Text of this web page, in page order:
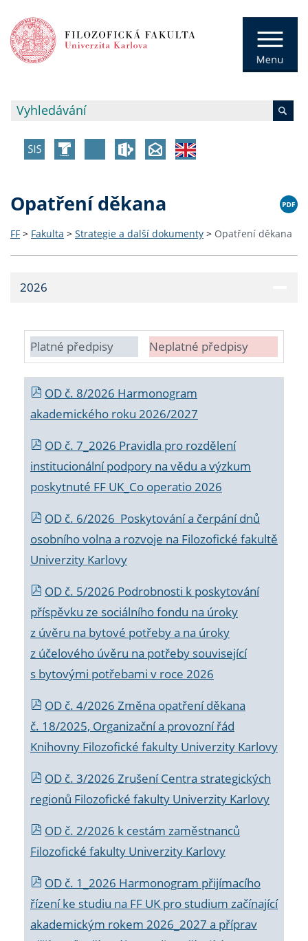
Opatření děkana
FF > Fakulta > Strategie a další dokumenty > Opatření děkana
2026
Platné předpisy Neplatné předpisy
OD č. 8/2026 Harmonogram
akademického roku 2026/2027
OD č. 7_2026 Pravidla pro rozdělení
institucionální podpory na vědu a výzkum
poskytnuté FF UK_Co operatio 2026
OD č. 6/2026 Poskytování a čerpání dnů
osobního volna a rozvoje na Filozofické fakultě
Univerzity Karlovy
OD č. 5/2026 Podrobnosti k poskytování
příspěvku ze sociálního fondu na úroky
z úvěru na bytové potřeby a na úroky
z účelového úvěru na potřeby související
s bytovými potřebami v roce 2026
OD č. 4/2026 Změna opatření děkana
č. 18/2025, Organizační a provozní řád
Knihovny Filozofické fakulty Univerzity Karlovy
OD č. 3/2026 Zrušení Centra strategických
regionů Filozofické fakulty Univerzity Karlovy
OD č. 2/2026 k cestám zaměstnanců
Filozofické fakulty Univerzity Karlovy
OD č. 1_2026 Harmonogram přijímacího
řízení ke studiu na FF UK pro studium začínající
akademickým rokem 2026_2027 a příprav